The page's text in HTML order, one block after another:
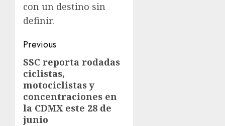
con un destino sin
definir.
Previous
SSC reporta rodadas
ciclistas,
motociclistas y
concentraciones en
la CDMX este 28 de
junio